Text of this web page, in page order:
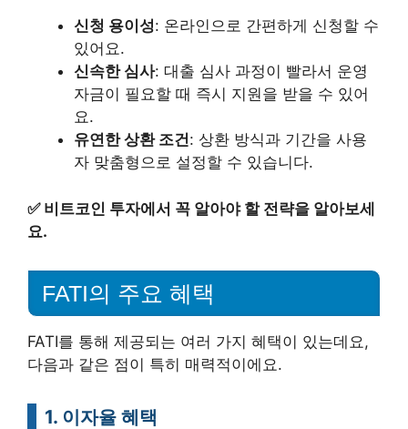
신청 용이성: 온라인으로 간편하게 신청할 수
있어요.
신속한 심사: 대출 심사 과정이 빨라서 운영
자금이 필요할 때 즉시 지원을 받을 수 있어
요.
유연한 상환 조건: 상환 방식과 기간을 사용
자 맞춤형으로 설정할 수 있습니다.
✅ 비트코인 투자에서 꼭 알아야 할 전략을 알아보세
요.
FATI의 주요 혜택
FATI를 통해 제공되는 여러 가지 혜택이 있는데요,
다음과 같은 점이 특히 매력적이에요.
1. 이자율 혜택